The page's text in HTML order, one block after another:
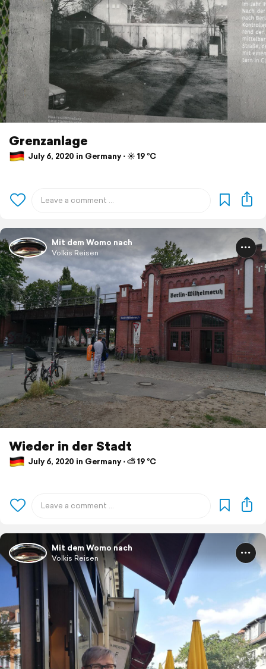
Grenzanlage
July 6, 2020 in Germany ⋅ ☀️ 19 °C
Mit dem Womo nach
Volkis Reisen
Wieder in der Stadt
July 6, 2020 in Germany ⋅ ⛅ 19 °C
Mit dem Womo nach
Volkis Reisen